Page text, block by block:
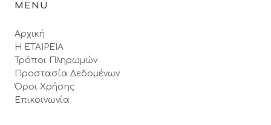
MENU
Αρχική
Η ΕΤΑΙΡΕΙΑ
Τρόποι Πληρωμών
Προστασία Δεδομένων
Όροι Xρήσης
Επικοινωνία